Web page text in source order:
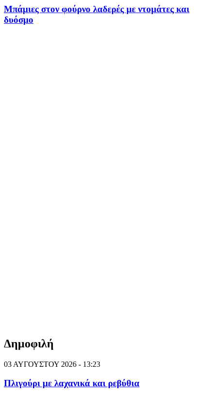
Μπάμιες στον φούρνο λαδερές με ντομάτες και
δυόσμο
Δημοφιλή
03 ΑΥΓΟΥΣΤΟΥ 2026 - 13:23
Πλιγούρι με λαχανικά και ρεβύθια